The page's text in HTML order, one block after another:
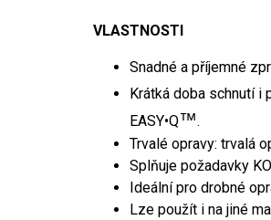
VLASTNOSTI
Snadné a příjemné
Krátká doba schnutí i
EASY•Q™.
Trvalé opravy: trvalá
Splňuje požadavky
Ideální pro drobné
Lze použít i na jiné